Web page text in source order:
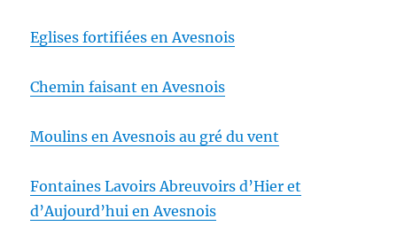
Eglises fortifiées en Avesnois
Chemin faisant en Avesnois
Moulins en Avesnois au gré du vent
Fontaines Lavoirs Abreuvoirs d’Hier et
d’Aujourd’hui en Avesnois